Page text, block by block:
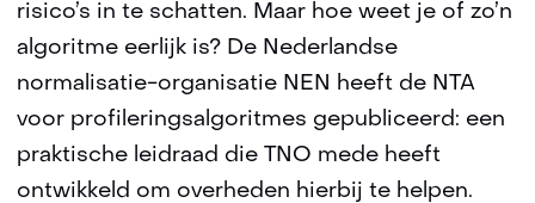
risico’s in te schatten. Maar hoe weet je of zo’n
algoritme eerlijk is? De Nederlandse
normalisatie-organisatie NEN heeft de NTA
voor profileringsalgoritmes gepubliceerd: een
praktische leidraad die TNO mede heeft
ontwikkeld om overheden hierbij te helpen.